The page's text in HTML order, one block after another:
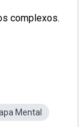
complexos.
Mental